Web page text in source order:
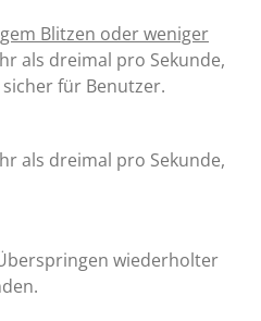
Blitzen oder weniger
als dreimal pro Sekunde,
für Benutzer.
als dreimal pro Sekunde,
wiederholter